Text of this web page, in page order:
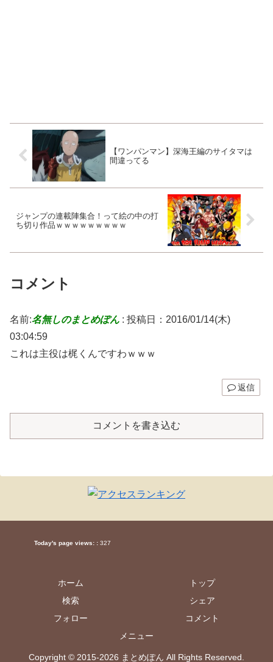
【ワンパンマン】深海王編のサイタマは
間違ってる
ジャンプの連載陣集合！って絵の中の打
ち切り作品ｗｗｗｗｗｗｗｗｗ
コメント
名前:名無しのまとめぽん : 投稿日：2016/01/14(木)
03:04:59
これは主役は梶くんですわｗｗｗ
返信
コメントを書き込む
Today's page views: : 327
ホーム
トップ
検索
シェア
フォロー
コメント
メニュー
Copyright © 2015-2026 まとめぽん All Rights Reserved.